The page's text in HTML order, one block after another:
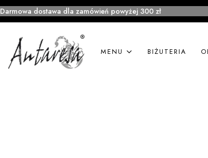
Darmowa dostawa dla zamówień powyżej 300 zł
MENU BIŻUTERIA